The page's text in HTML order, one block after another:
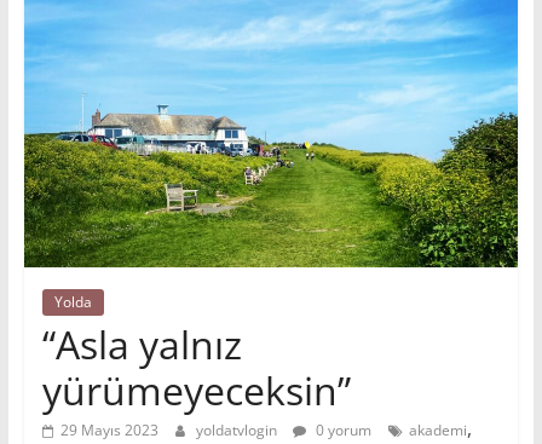
Yolda
“Asla yalnız
yürümeyeceksin”
29 Mayıs 2023 yoldatvlogin 0 yorum akademi,